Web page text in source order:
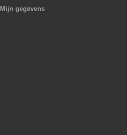
Mijn gegevens